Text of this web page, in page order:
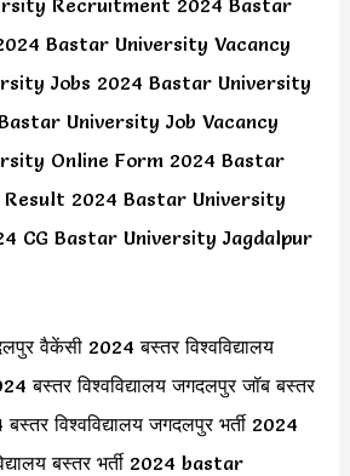
Bastar University Vacancy
Jobs 2024 Bastar University
University Job Vacancy
Online Form 2024 Bastar
2024 Bastar University
CG Bastar University Jagdalpur
वैकेंसी 2024 बस्तर विश्वविद्यालय
बस्तर विश्वविद्यालय जगदलपुर जॉब बस्तर
बस्तर विश्वविद्यालय जगदलपुर भर्ती 2024
बस्तर भर्ती 2024 bastar